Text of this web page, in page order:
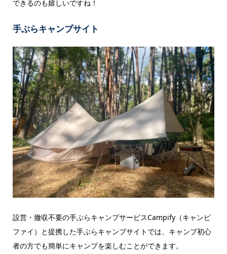
できるのも嬉しいですね！
手ぶらキャンプサイト
設営・撤収不要の手ぶらキャンプサービスCampify（キャンピ
ファイ）と提携した手ぶらキャンプサイトでは、キャンプ初心
者の方でも簡単にキャンプを楽しむことができます。